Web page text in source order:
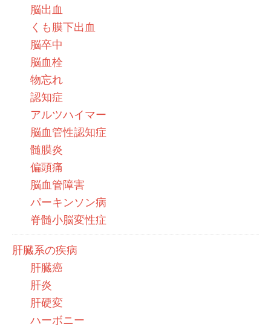
脳出血
くも膜下出血
脳卒中
脳血栓
物忘れ
認知症
アルツハイマー
脳血管性認知症
髄膜炎
偏頭痛
脳血管障害
パーキンソン病
脊髄小脳変性症
肝臓系の疾病
肝臓癌
肝炎
肝硬変
ハーボニー